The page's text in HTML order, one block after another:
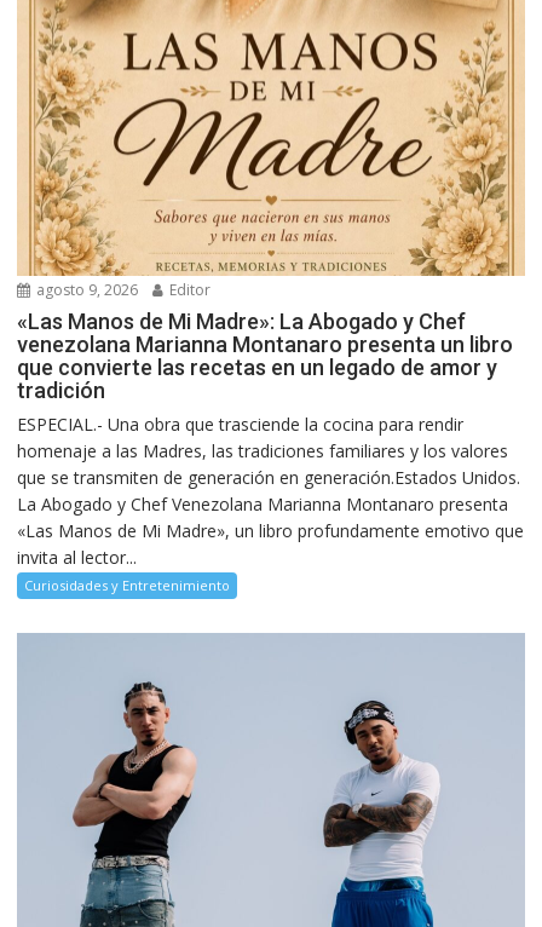
agosto 9, 2026 Editor
«Las Manos de Mi Madre»: La Abogado y Chef
venezolana Marianna Montanaro presenta un libro
que convierte las recetas en un legado de amor y
tradición
ESPECIAL.- Una obra que trasciende la cocina para rendir
homenaje a las Madres, las tradiciones familiares y los valores
que se transmiten de generación en generación.Estados Unidos.
La Abogado y Chef Venezolana Marianna Montanaro presenta
«Las Manos de Mi Madre», un libro profundamente emotivo que
invita al lector...
Curiosidades y Entretenimiento